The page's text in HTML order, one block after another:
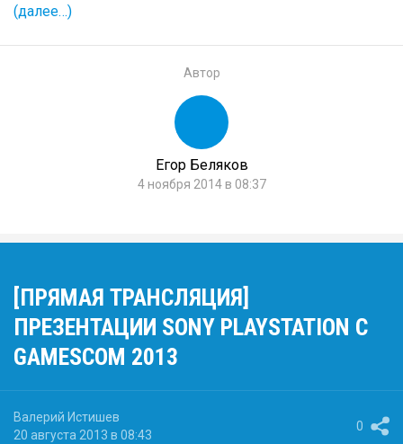
(далее…)
Автор
Егор Беляков
4 ноября 2014 в 08:37
[ПРЯМАЯ ТРАНСЛЯЦИЯ]
ПРЕЗЕНТАЦИИ SONY PLAYSTATION С
GAMESCOM 2013
Валерий Истишев
20 августа 2013 в 08:43
0